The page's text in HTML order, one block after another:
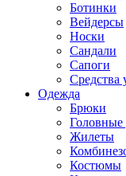
Ботинки
Вейдерсы
Носки
Сандали
Сапоги
Средства
Одежда
Брюки
Жилеты
Костюмы